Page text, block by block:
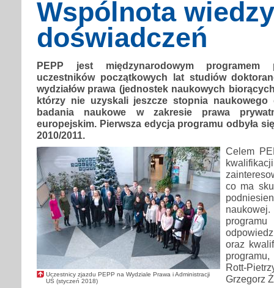
Wspólnota
doświadczeń
PEPP jest międzynarodowym programem
uczestników początkowych lat studiów
wydziałów prawa (jednostek naukowych
którzy nie uzyskali jeszcze stopnia naukowego
badania naukowe w zakresie prawa
europejskim. Pierwsza edycja programu odbyła
2010/2011.
Uczestnicy zjazdu PEPP na Wydziale Prawa i Administracji
UŚ (styczeń 2018)
Celem
co ma
oraz
Rott-
Grzegorz